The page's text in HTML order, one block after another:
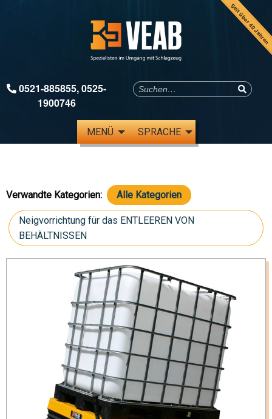
Seit über 40 Jahren
0521-885855,0525-
1900746
MENÜ SPRACHE
Verwandte Kategorien: Alle Kategorien
Neigvorrichtung für das ENTLEEREN VON
BEHÄLTNISSEN